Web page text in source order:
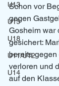
U13
U15
U18
U11/U12
U14
Schon vor
gegen
Gosheim war
gesichert:
bereits
verloren und
auf den